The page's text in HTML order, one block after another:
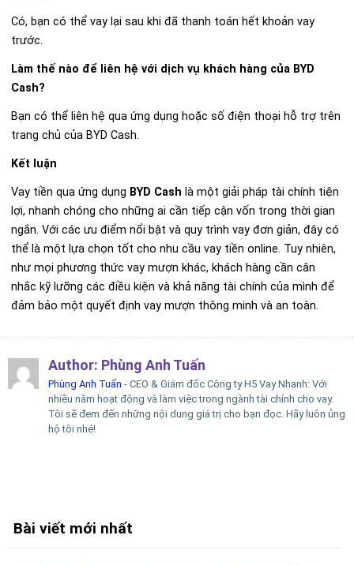
Có, bạn có thể vay lại sau khi đã thanh toán hết khoản vay
trước.
Làm thế nào để liên hệ với dịch vụ khách hàng của BYD
Cash?
Bạn có thể liên hệ qua ứng dụng hoặc số điện thoại hỗ trợ trên
trang chủ của BYD Cash.
Kết luận
Vay tiền qua ứng dụng BYD Cash là một giải pháp tài chính tiện
lợi, nhanh chóng cho những ai cần tiếp cận vốn trong thời gian
ngắn. Với các ưu điểm nổi bật và quy trình vay đơn giản, đây có
thể là một lựa chọn tốt cho nhu cầu vay tiền online. Tuy nhiên,
như mọi phương thức vay mượn khác, khách hàng cần cân
nhắc kỹ lưỡng các điều kiện và khả năng tài chính của mình để
đảm bảo một quyết định vay mượn thông minh và an toàn.
Author: Phùng Anh Tuấn
Phùng Anh Tuấn - CEO & Giám đốc Công ty H5 Vay Nhanh: Với
nhiều năm hoạt động và làm việc trong ngành tài chính cho vay.
Tôi sẽ đem đến những nội dung giá trị cho bạn đọc. Hãy luôn ủng
hộ tôi nhé!
Bài viết mới nhất